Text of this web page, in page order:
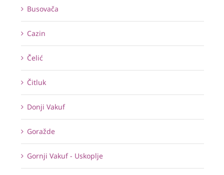
Busovača
Cazin
Čelić
Čitluk
Donji Vakuf
Goražde
Gornji Vakuf - Uskoplje